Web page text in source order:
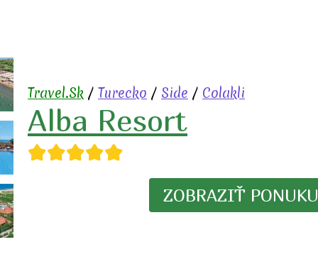
Travel.Sk / Turecko / Side / Colakli
Alba Resort
★★★★★
ZOBRAZIŤ PONUKU